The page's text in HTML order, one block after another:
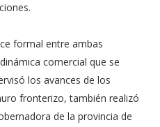
formal entre ambas
comercial que se
los avances de los
fronterizo, también realizó
de la provincia de